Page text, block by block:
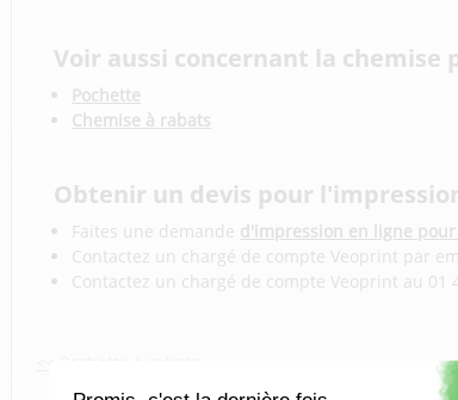
Voir aussi concernant la chemise
Pochette
Chemise à rabats
Obtenir un devis pour
Faites une demande d'impression en ligne
Contactez un chargé de compte Veoprint par
Contactez un chargé de compte Veoprint au 01
<< Pochette à rabats